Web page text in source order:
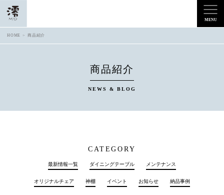
HOME 商品紹介
商品紹介
NEWS & BLOG
CATEGORY
最新情報一覧 ダイニングテーブル メンテナンス
オリジナルチェア 神棚 イベント お知らせ 納品事例